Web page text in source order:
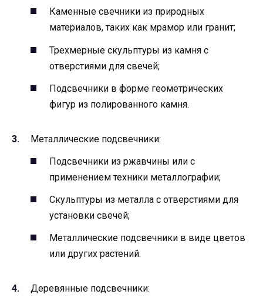
Каменные свечники из природных
материалов, таких как мрамор или гранит;
Трехмерные скульптуры из камня с
отверстиями для свечей;
Подсвечники в форме геометрических
фигур из полированного камня.
Металлические подсвечники:
Подсвечники из ржавчины или с
применением техники металлографии;
Скульптуры из металла с отверстиями для
установки свечей;
Металлические подсвечники в виде цветов
или других растений.
Деревянные подсвечники: